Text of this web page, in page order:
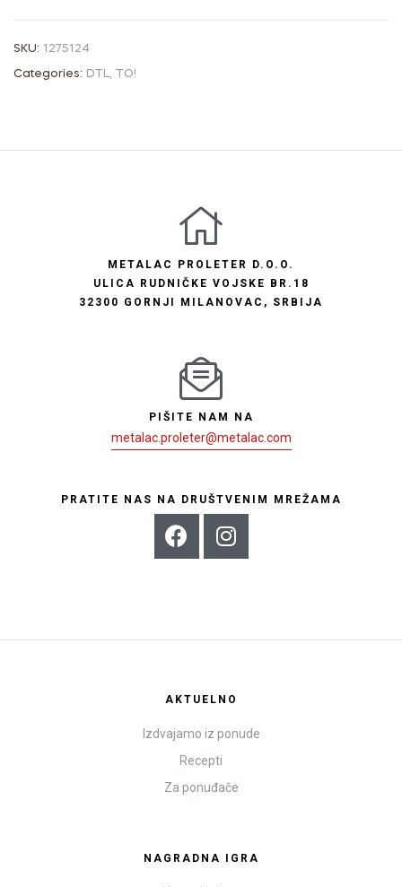
SKU: 1275124
Categories: DTL, TO!
METALAC PROLETER D.O.O.
ULICA RUDNIČKE VOJSKE BR.18
32300 GORNJI MILANOVAC, SRBIJA
PIŠITE NAM NA
metalac.proleter@metalac.com
PRATITE NAS NA DRUŠTVENIM MREŽAMA
AKTUELNO
Izdvajamo iz ponude
Recepti
Za ponuđače
NAGRADNA IGRA